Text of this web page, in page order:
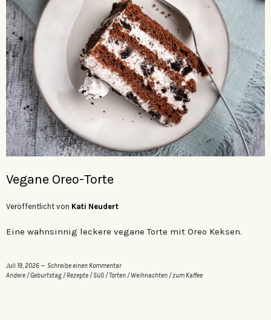
Vegane Oreo-Torte
Veröffentlicht von Kati Neudert
Eine wahnsinnig leckere vegane Torte mit Oreo Keksen.
Juli 19, 2026
Schreibe einen Kommentar
Andere /Geburtstag /Rezepte /Süß /Torten /Weihnachten /zum Kaffee